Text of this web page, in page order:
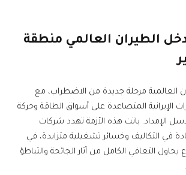
الطيران العالمي منطقة
العالمية مرحلة جديدة من الاضطراب، مع
الإيرانية المتصاعدة على أسواق الطاقة وحركة
الإمداد. باتت هذه الأزمة تهدد شركات
في التكاليف وخسائر تشغيلية متزايدة، في
التعافي الكامل من آثار الجائحة والتباطؤ